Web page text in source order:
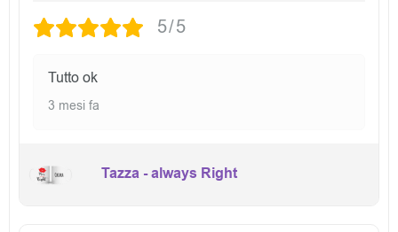
5/5
Tutto ok
3 mesi fa
Tazza - always Right